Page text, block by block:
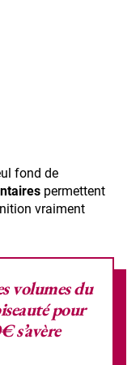
fond de
permettent
vraiment
volumes du
pour
s’avère